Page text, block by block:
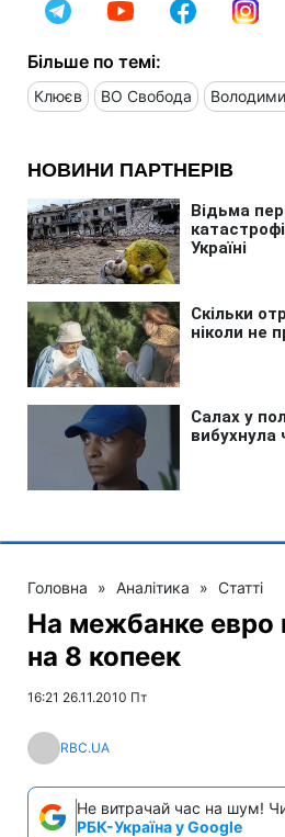
Більше по темі:
Клюєв ВО Свобода
Головна » Аналітика » Статті
На межбанке евро
на 8 копеек
16:21 26.11.2010 Пт
RBC.UA
Не витрачай час на шум!
РБК-Україна у Google